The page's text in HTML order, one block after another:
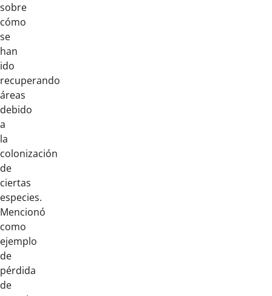
sobre
cómo
se
han
ido
recuperando
áreas
debido
a
la
colonización
de
ciertas
especies.
Mencionó
como
ejemplo
de
pérdida
de